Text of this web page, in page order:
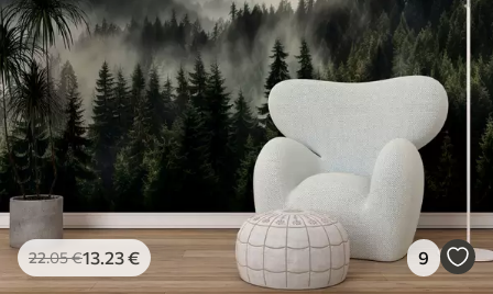
Premium
56.67 34 €/m²
Vinil Premium
65.0039 .00 € /m²
Peel and Stick
81.6749.00€/m²
22.05€13 .23€ 9